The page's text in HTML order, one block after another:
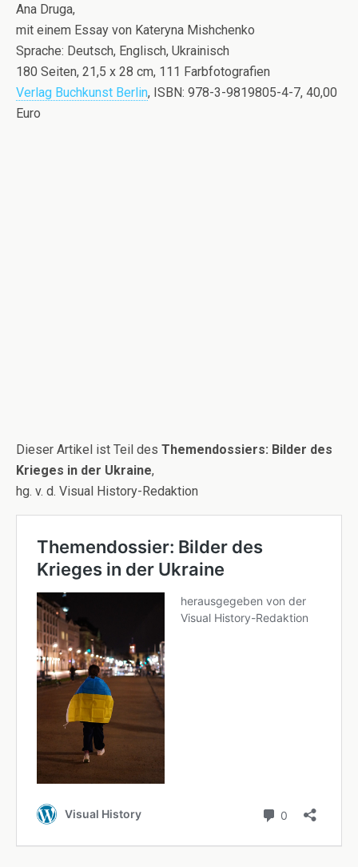
Ana Druga,
mit einem Essay von Kateryna Mishchenko
Sprache: Deutsch, Englisch, Ukrainisch
180 Seiten, 21,5 x 28 cm, 111 Farbfotografien
Verlag Buchkunst Berlin, ISBN: 978-3-9819805-4-7, 40,00
Euro
Dieser Artikel ist Teil des Themendossiers: Bilder des
Krieges in der Ukraine,
hg. v. d. Visual History-Redaktion